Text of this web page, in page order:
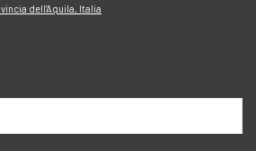
dell'Aquila, Italia